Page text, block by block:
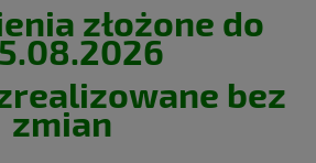
złożone do
bez
zmian